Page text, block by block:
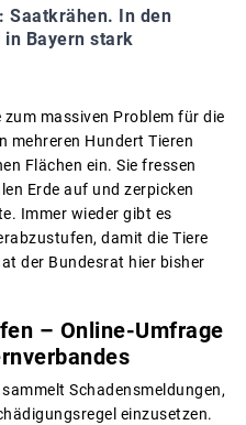
Saatkrähen. In den
Bayern stark
massiven Problem für die
mehreren Hundert Tieren
Flächen ein. Sie fressen
Erde auf und zerpicken
Immer wieder gibt es
damit die Tiere
der Bundesrat hier bisher
– Online-Umfrage
Schadensmeldungen,
einzusetzen.